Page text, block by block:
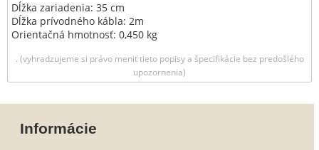
Dĺžka zariadenia: 35 cm
Dĺžka prívodného kábla: 2m
Orientačná hmotnosť: 0,450 kg
. (vyhradzujeme si právo meniť tieto popisy a špecifikácie bez predošlého
upozornenia)
Informácie